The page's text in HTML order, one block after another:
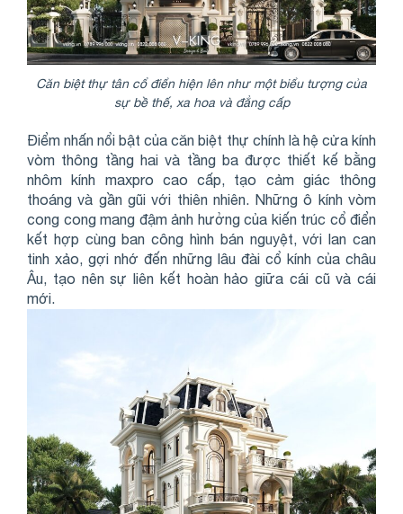
Căn biệt thự tân cổ điển hiện lên như một biểu tượng của
sự bề thế, xa hoa và đẳng cấp
Điểm nhấn nổi bật của căn biệt thự chính là hệ cửa kính
vòm thông tầng hai và tầng ba được thiết kế bằng
nhôm kính maxpro cao cấp, tạo cảm giác thông
thoáng và gần gũi với thiên nhiên. Những ô kính vòm
cong cong mang đậm ảnh hưởng của kiến trúc cổ điển
kết hợp cùng ban công hình bán nguyệt, với lan can
tinh xảo, gợi nhớ đến những lâu đài cổ kính của châu
Âu, tạo nên sự liên kết hoàn hảo giữa cái cũ và cái
mới.